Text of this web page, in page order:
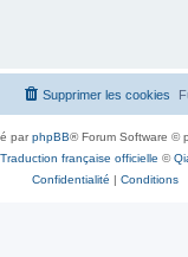
Supprimer les cookies
parphpBB® Forum Software ©
Traduction française officielle ©
Confidentialité | Conditions